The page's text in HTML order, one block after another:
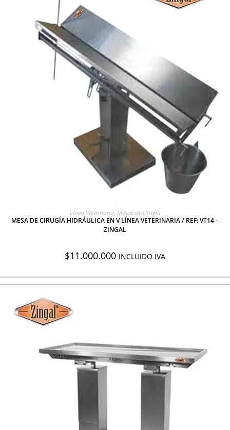
AGREGAR A COTIZACIÓN
Línea Veterinaria, Mesas de cirugía
MESA DE CIRUGÍA HIDRÁULICA EN V LÍNEA VETERINARIA / REF: VT14 –
ZINGAL
$11.000.000 INCLUIDO IVA